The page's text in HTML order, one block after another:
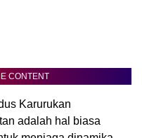
CONTENT
Karurukan
adalah hal biasa